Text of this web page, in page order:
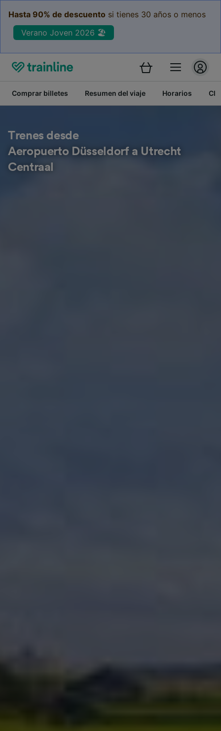
Hasta 90% de descuento si tienes 30 años o menos
Verano Joven 2026 🏖️
Comprar billetes Resumen del viaje Horarios
Trenes desde
Aeropuerto Düsseldorf a Utrecht
Centraal